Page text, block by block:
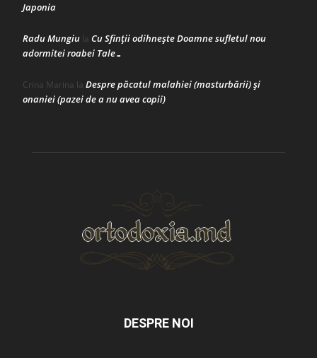
Japonia
Radu Mungiu la Cu Sfinții odihnește Doamne sufletul nou
adormitei roabei Tale…
Crina Marina la Despre păcatul malahiei (masturbării) şi
onaniei (pazei de a nu avea copii)
DESPRE NOI